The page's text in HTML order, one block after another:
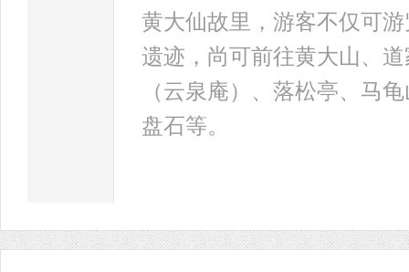
黄大仙故里，游客不仅可
遗迹，尚可前往黄大山、
（云泉庵）、落松亭、马
盘石等。